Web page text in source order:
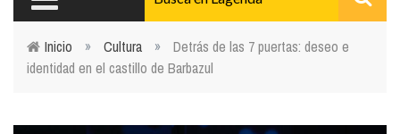
Usted está aquí
Inicio » Cultura »
Detrás de las 7 puertas: deseo e
identidad en el castillo de Barbazul